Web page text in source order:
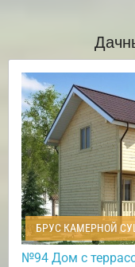
БРУС КАМЕРНОЙ
№94 Дом с